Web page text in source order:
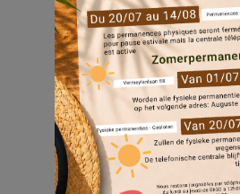
moment convivial.
compétences
connaissance spécifique
urbain ; seul votre
nécessaire. Une
proposée à celles et
L’évènement est
demande pas d’inscription